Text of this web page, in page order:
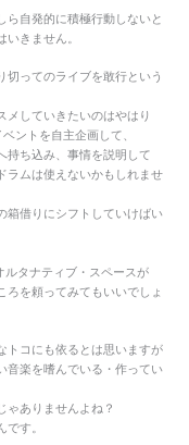
ら自発的に積極行動しないと
きません。
ってのライブを敢行という
していきたいのはやはり
ントを自主企画して、
持ち込み、事情を説明して
ラムは使えないかもしれませ
箱借りにシフトしていけばい
ルタナティブ・スペースが
を頼ってみてもいいでしょ
トコにも依るとは思いますが
音楽を嗜んでいる・作ってい
ゃありませんよね？
す。